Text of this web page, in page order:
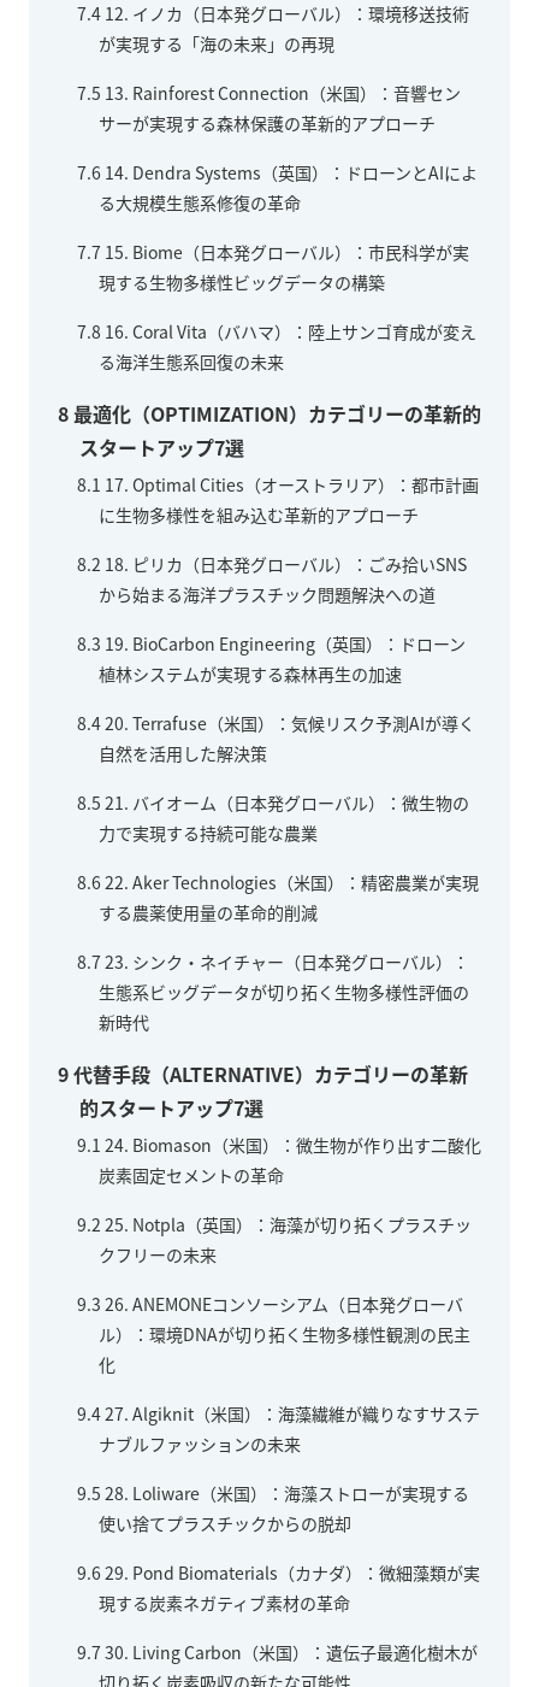
7.4 12. イノカ（日本発グローバル）：環境移送技術
が実現する「海の未来」の再現
7.5 13. Rainforest Connection（米国）：音響セン
サーが実現する森林保護の革新的アプローチ
7.6 14. Dendra Systems（英国）：ドローンとAIによ
る大規模生態系修復の革命
7.7 15. Biome（日本発グローバル）：市民科学が実
現する生物多様性ビッグデータの構築
7.8 16. Coral Vita（バハマ）：陸上サンゴ育成が変え
る海洋生態系回復の未来
8最適化（OPTIMIZATION）カテゴリーの革新的
スタートアップ7選
8.1 17. Optimal Cities（オーストラリア）：都市計画
に生物多様性を組み込む革新的アプローチ
8.2 18. ピリカ（日本発グローバル）：ごみ拾いSNS
から始まる海洋プラスチック問題解決への道
8.3 19. BioCarbon Engineering（英国）：ドローン
植林システムが実現する森林再生の加速
8.420. Terrafuse（米国）：気候リスク予測AIが導く
自然を活用した解決策
8.5 21. バイオーム（日本発グローバル）：微生物の
力で実現する持続可能な農業
8.622. Aker Technologies（米国）：精密農業が実現
する農薬使用量の革命的削減
8.7 23. シンク・ネイチャー（日本発グローバル）：
生態系ビッグデータが切り拓く生物多様性評価の
新時代
9代替手段（ALTERNATIVE）カテゴリーの革新
的スタートアップ7選
9.1 24. Biomason（米国）：微生物が作り出す二酸化
炭素固定セメントの革命
9.2 25. Notpla（英国）：海藻が切り拓くプラスチッ
クフリーの未来
9.3 26. ANEMONEコンソーシアム（日本発グローバ
ル）：環境DNAが切り拓く生物多様性観測の民主
化
9.427. Algiknit（米国）：海藻繊維が織りなすサステ
ナブルファッションの未来
9.5 28. Loliware（米国）：海藻ストローが実現する
使い捨てプラスチックからの脱却
9.629. Pond Biomaterials（カナダ）：微細藻類が実
現する炭素ネガティブ素材の革命
9.7 30. Living Carbon（米国）：遺伝子最適化樹木が